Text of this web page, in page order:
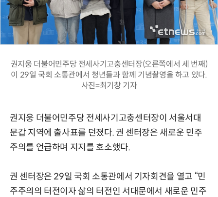
권지웅 더불어민주당 전세사기고충센터장(오른쪽에서 세 번째)
이 29일 국회 소통관에서 청년들과 함께 기념촬영을 하고 있다.
사진=최기창 기자
권지웅 더불어민주당 전세사기고충센터장이 서울서대
문갑 지역에 출사표를 던졌다. 권 센터장은 새로운 민주
주의를 언급하며 지지를 호소했다.
권 센터장은 29일 국회 소통관에서 기자회견을 열고 “민
주주의의 터전이자 삶의 터전인 서대문에서 새로운 민주